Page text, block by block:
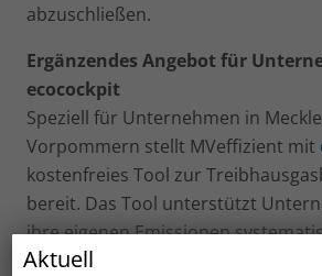
abzuschließen.
Ergänzendes Angebot für
ecocockpit
Speziell für Unternehmen in
Vorpommern stellt MVeffizient mit
kostenfreies Tool zur
bereit. Das Tool unterstützt
ihre eigenen Emissionen
und auszuwerten – ein hilfreicher
Aktuell